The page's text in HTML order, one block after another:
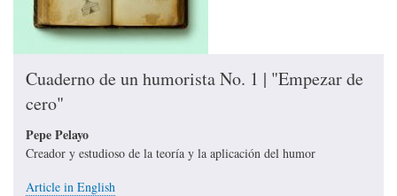
Cuaderno de un humorista No. 1 | "Empezar de
cero"
Pepe Pelayo
Creador y estudioso de la teoría y la aplicación del humor
Article in English